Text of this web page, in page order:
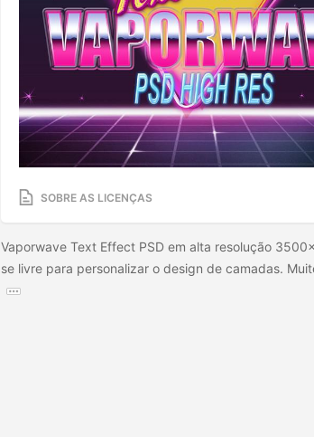
SOBRE AS LICENÇAS
Vaporwave Text Effect PSD em alta resolução
se livre para personalizar o design de camadas.